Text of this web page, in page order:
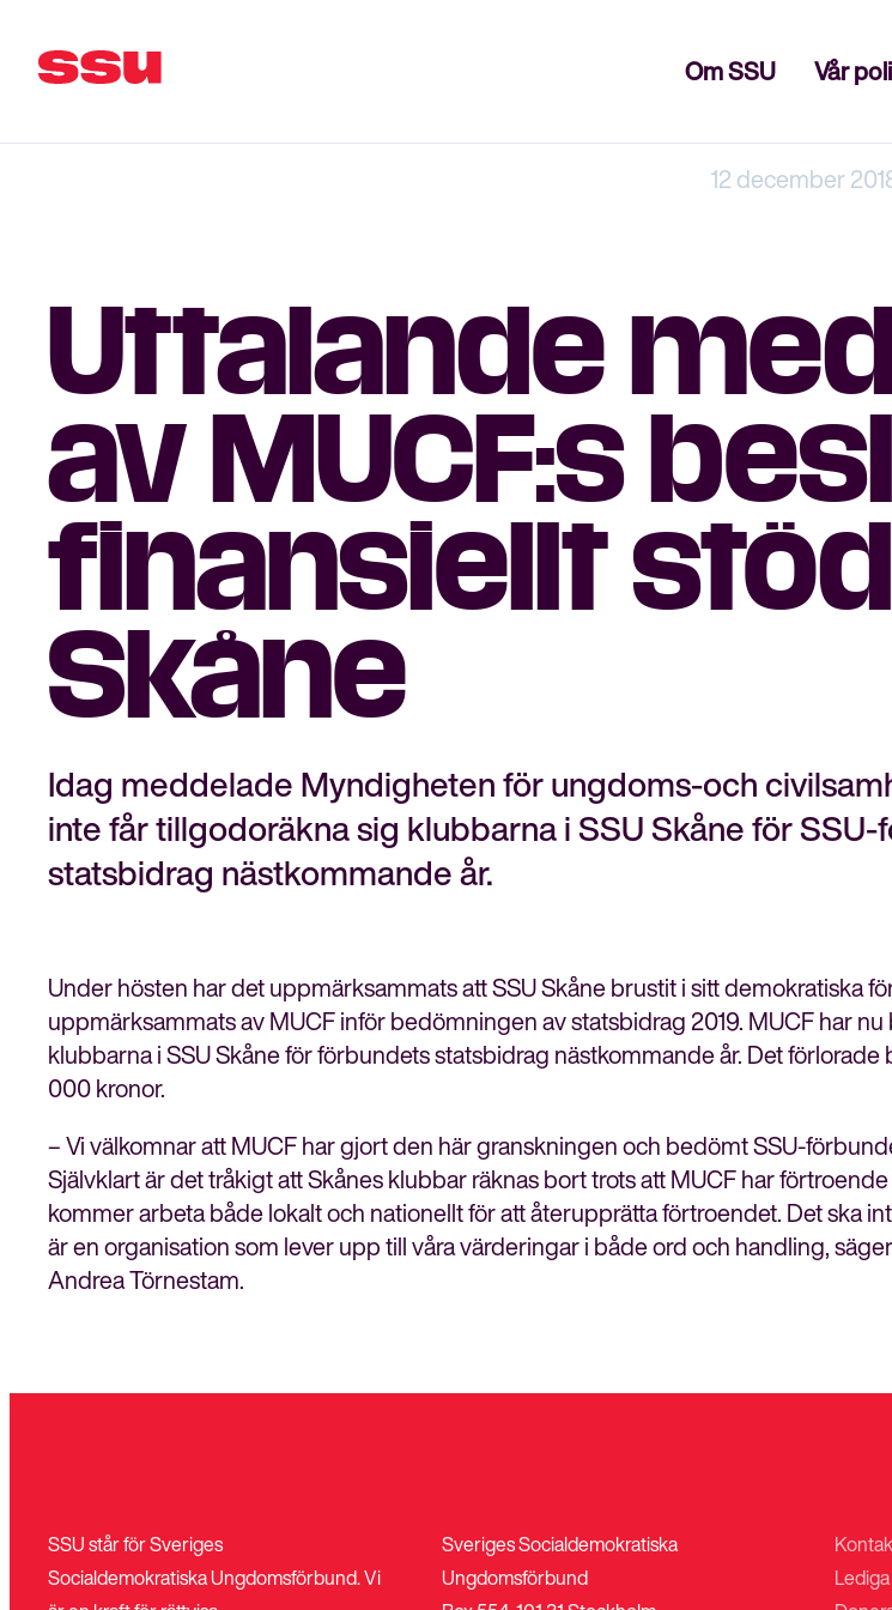
Stäng
Om SSU Vår
12 december
Uttalande
av MUCF:s
finansiellt stöd
Skåne
Idag meddelade Myndigheten för ungdoms-och
inte får tillgodoräkna sig klubbarna i SSU Skåne för
statsbidrag nästkommande år.
Under hösten har det uppmärksammats att SSU Skåne brustit i sitt demokratiska
uppmärksammats av MUCF inför bedömningen av statsbidrag 2019. MUCF har
klubbarna i SSU Skåne för förbundets statsbidrag nästkommande år. Det
000 kronor.
– Vi välkomnar att MUCF har gjort den här granskningen och bedömt SSU-
Självklart är det tråkigt att Skånes klubbar räknas bort trots att MUCF har
kommer arbeta både lokalt och nationellt för att återupprätta förtroendet. Det ska
är en organisation som lever upp till våra värderingar i både ord och handling,
Andrea Törnestam.
SSU står för Sveriges
Socialdemokratiska Ungdomsförbund. Vi
Sveriges Socialdemokratiska
Ungdomsförbund